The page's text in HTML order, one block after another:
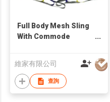
Full Body Mesh Sling
With Commode
維家有限公司
查詢